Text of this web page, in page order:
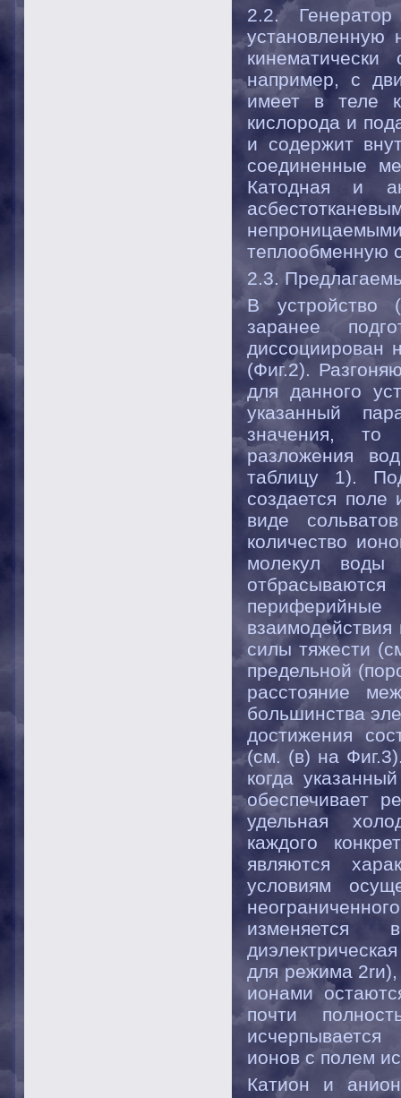
2.2.
установленную
например, с
имеет в теле
кислорода и
и содержит
соединенные
Катодная и
теплообменную
2.3.
В устройство
заранее
диссоциирован
(Фиг.2).
для данного
указанный
значения, то
разложения
таблицу 1).
создается поле
виде
количество
молекул
силы тяжести
предельной
расстояние
большинства
достижения
(см. (в) на
когда
обеспечивает
удельная
каждого
являются
условиям
изменяется
для режима 2rи),
ионами
почти
исчерпывается
ионов с полем
Катион и